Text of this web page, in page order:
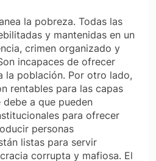
la pobreza. Todas las
y mantenidas en un
crimen organizado y
incapaces de ofrecer
la población. Por otro lado,
rentables para las capas
a que pueden
para ofrecer
personas
listas para servir
corrupta y mafiosa. El